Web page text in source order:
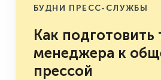
БУДНИ ПРЕСС-СЛУЖБЫ
Как подготовить
менеджера к
прессой